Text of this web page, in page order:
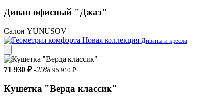
Диван офисный "Джаз"
Салон YUNUSOV
Новая коллекция Диваны и кресла
71 930 ₽ -25% 95 910 ₽
Кушетка "Верда классик"